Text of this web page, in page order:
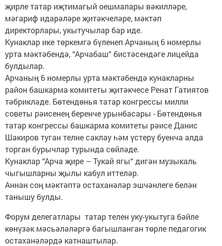
җирле татар иҗтимагый оешмалары вәкилләре,
мәгариф идарәләре җитәкчеләре, мәктәп
директорлары, укытучылар бар иде.
Кунаклар ике төркемгә бүленеп Арчаның 6 номерлы
урта мәктәбендә, “Арчабаш“ бистәсендәге лицейда
булдылар.
Арчаның 6 номерлы урта мәктәбендә кунакларны
район башкарма комитеты җитәкчесе Ренат Гатиятов
тәбрикләде. Бөтендөнья татар конгрессы милли
советы рәисенең беренче урынбасары - Бөтендөнья
татар конгрессы башкарма комитеты рәисе Данис
Шакиров туган телне саклау һәм үстерү буенча алда
торган бурычлар турында сөйләде.
Кунаклар “Арча җире – Тукай ягы“ дигән музыкаль
чыгышларны җылы кабул иттеләр.
Аннан соң мәктәптә остаханәләр эшчәнлеге белән
танышу булды.
Форум делегатлары татар телен уку-укытуга бәйле
көнүзәк мәсьәләләргә багышланган төрле педагогик
остаханәләрдә катнаштылар.